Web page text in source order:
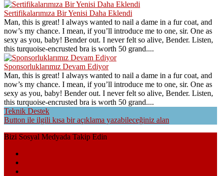
Sertifikalarımıza Bir Yenisi Daha Eklendi
Man, this is great! I always wanted to nail a dame in a fur coat, and
now’s my chance. I mean, if you’ll introduce me to one, sir. One as
sexy as you, baby! Bender out. I never felt so alive, Bender. Listen,
this turquoise-encrusted bra is worth 50 grand....
Sponsorluklarımız Devam Ediyor
Man, this is great! I always wanted to nail a dame in a fur coat, and
now’s my chance. I mean, if you’ll introduce me to one, sir. One as
sexy as you, baby! Bender out. I never felt so alive, Bender. Listen,
this turquoise-encrusted bra is worth 50 grand....
Teknik Destek
Button ile ilgili kısa bir açıklama yazabileceğiniz alan
Bizi Sosyal Medyada Takip Edin